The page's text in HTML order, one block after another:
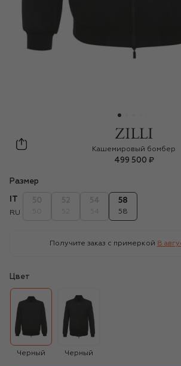
Zilli
Кашемировый бомбер
499 500 ₽
Размер
RU
58
58
Получите заказ с примеркой 8
Цвет
Черный Черный